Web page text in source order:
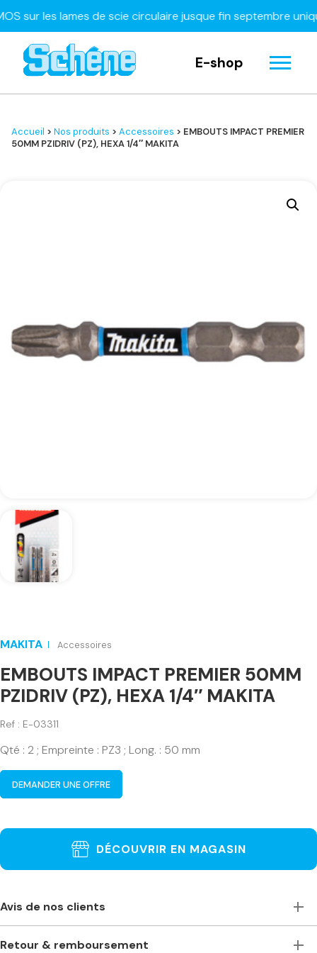
les lames de scie circulaire jusque fin septembre
E-shop
Accueil > Nos produits > Accessoires > EMBOUTS IMPACT PREMIER
50MM PZIDRIV (PZ), HEXA 1/4″ MAKITA
MAKITA Accessoires
EMBOUTS IMPACT PREMIER 50MM
PZIDRIV (PZ), HEXA 1/4″ MAKITA
Ref : E-03311
Qté : 2 ; Empreinte : PZ3 ; Long. : 50 mm
DEMANDER UNE OFFRE
DÉCOUVRIR EN MAGASIN
Avis de nos clients
recommande vivement ce magasin pour ceux qui ont
Retour & remboursement